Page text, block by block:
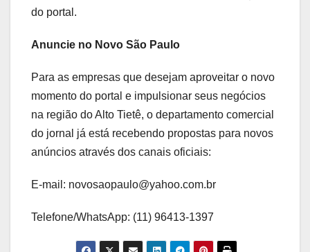
do portal.
Anuncie no Novo São Paulo
Para as empresas que desejam aproveitar o novo
momento do portal e impulsionar seus negócios
na região do Alto Tietê, o departamento comercial
do jornal já está recebendo propostas para novos
anúncios através dos canais oficiais:
E-mail: novosaopaulo@yahoo.com.br
Telefone/WhatsApp: (11) 96413-1397